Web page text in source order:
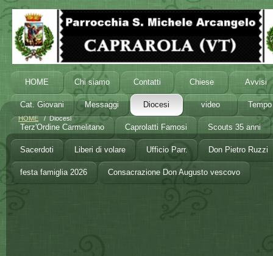
HOME Chi siamo Contatti Chiese Avvisi
Cat. Giovani Messaggi Diocesi video
Terz'Ordine Carmelitano Caprolatti Famosi Scouts 35 anni
Sacerdoti Liberi di volare Ufficio Parr. Don Pietro Ruzzi
festa famiglia 2026 Consacrazione Don Augusto vescovo
HOME/ Diocesi